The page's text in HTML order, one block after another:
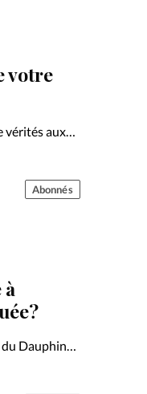
votre
vérités aux
Abonnés
du Dauphiné
la parcelle